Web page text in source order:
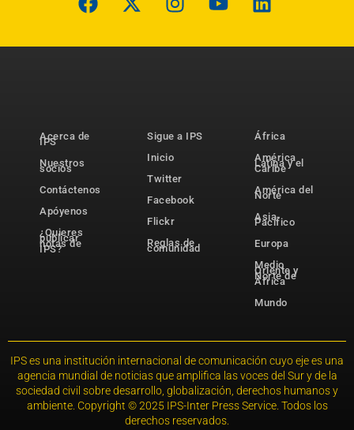
Acerca de
IPS
Nuestros
socios
Contáctenos
Apóyenos
¿Quieres
publicar
notas de
IPS?
Sigue a IPS
Inicio
Twitter
Facebook
Flickr
Reglas de
comunidad
África
América
Latina y el
Caribe
América del
Norte
Asia-
Pacífico
Europa
Medio
Oriente y
Norte de
África
Mundo
IPS es una institución internacional de comunicación cuyo eje es una
agencia mundial de noticias que amplifica las voces del Sur y de la
sociedad civil sobre desarrollo, globalización, derechos humanos y
ambiente. Copyright © 2025 IPS-Inter Press Service. Todos los
derechos reservados.